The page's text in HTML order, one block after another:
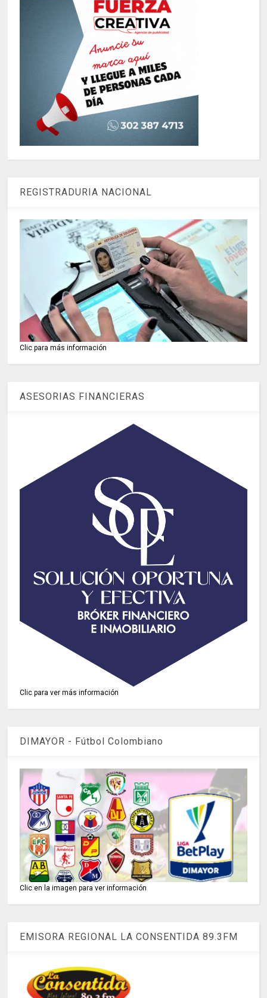
REGISTRADURIA NACIONAL
Clic para más información
ASESORIAS FINANCIERAS
Clic para ver más información
DIMAYOR - Fútbol Colombiano
Clic en la imagen para ver información
EMISORA REGIONAL LA CONSENTIDA 89.3FM